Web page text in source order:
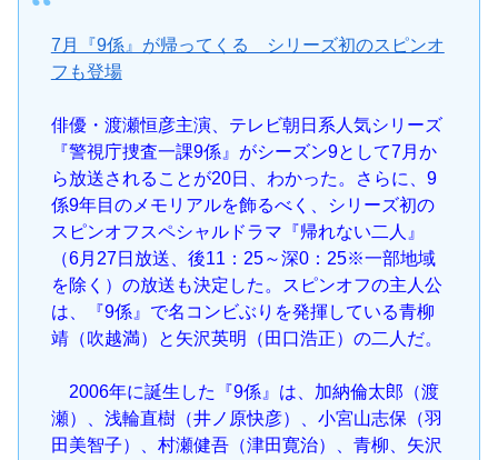
7月『9係』が帰ってくる シリーズ初のスピンオ
フも登場
俳優・渡瀬恒彦主演、テレビ朝日系人気シリーズ
『警視庁捜査一課9係』がシーズン9として7月か
ら放送されることが20日、わかった。さらに、9
係9年目のメモリアルを飾るべく、シリーズ初の
スピンオフスペシャルドラマ『帰れない二人』
（6月27日放送、後11：25～深0：25※一部地域
を除く）の放送も決定した。スピンオフの主人公
は、『9係』で名コンビぶりを発揮している青柳
靖（吹越満）と矢沢英明（田口浩正）の二人だ。
2006年に誕生した『9係』は、加納倫太郎（渡
瀬）、浅輪直樹（井ノ原快彦）、小宮山志保（羽
田美智子）、村瀬健吾（津田寛治）、青柳、矢沢